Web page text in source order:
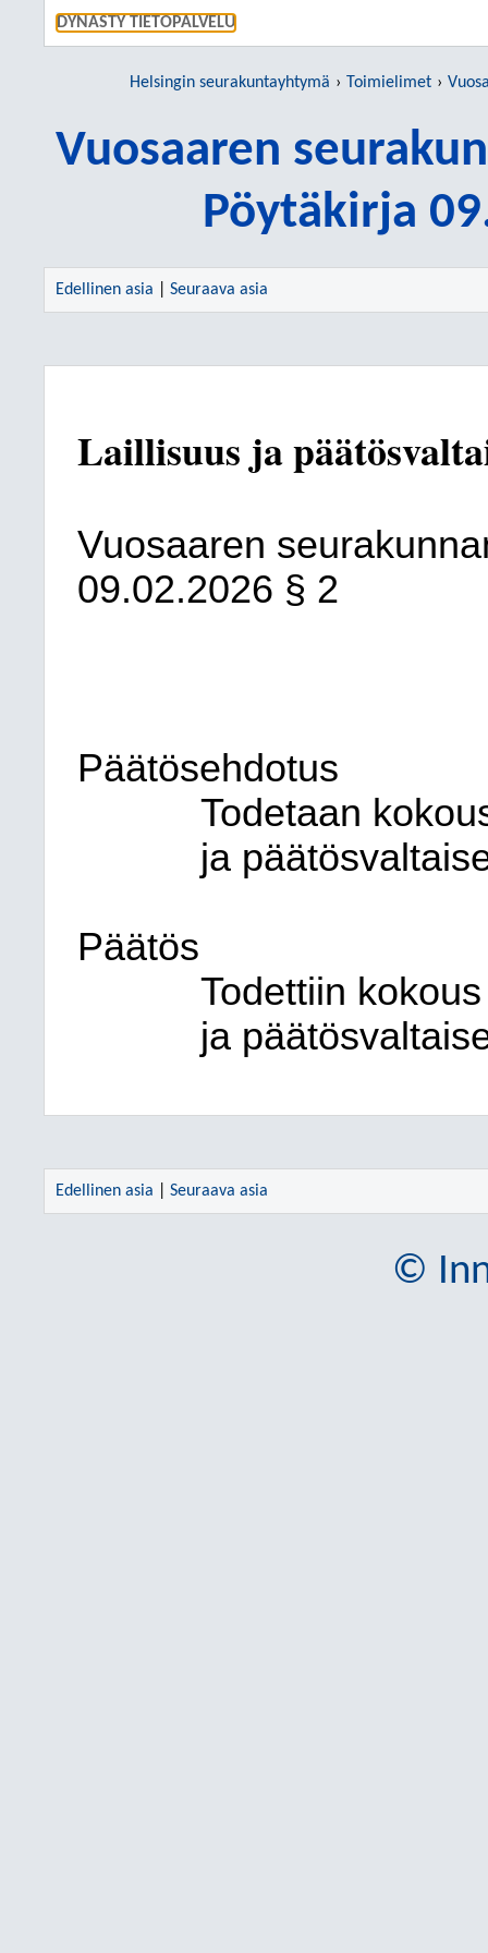
DYNASTY TIETOPALVELU
Helsingin seurakuntayhtymä Toimielimet
Vuosaaren
Pöytäkirja
Edellinen asia Seuraava asia
Laillisuus ja
Vuosaaren
09.02.2026 § 2
Päätösehdotus
Todetaan
ja
Päätös
Todettiin
ja
Edellinen asia Seuraava asia
©